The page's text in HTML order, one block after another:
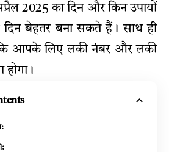
2025 का दिन और किन उपायों
बेहतर बना सकते हैं। साथ ही
आपके लिए लकी नंबर और लकी
होगा।